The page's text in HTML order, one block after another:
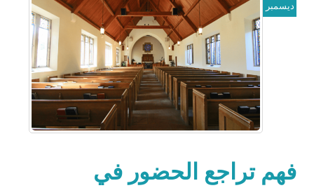
ديسمبر
فهم تراجع الحضور في